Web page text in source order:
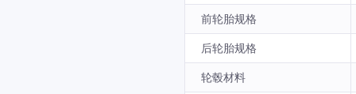
前轮胎规格
后轮胎规格
轮毂材料